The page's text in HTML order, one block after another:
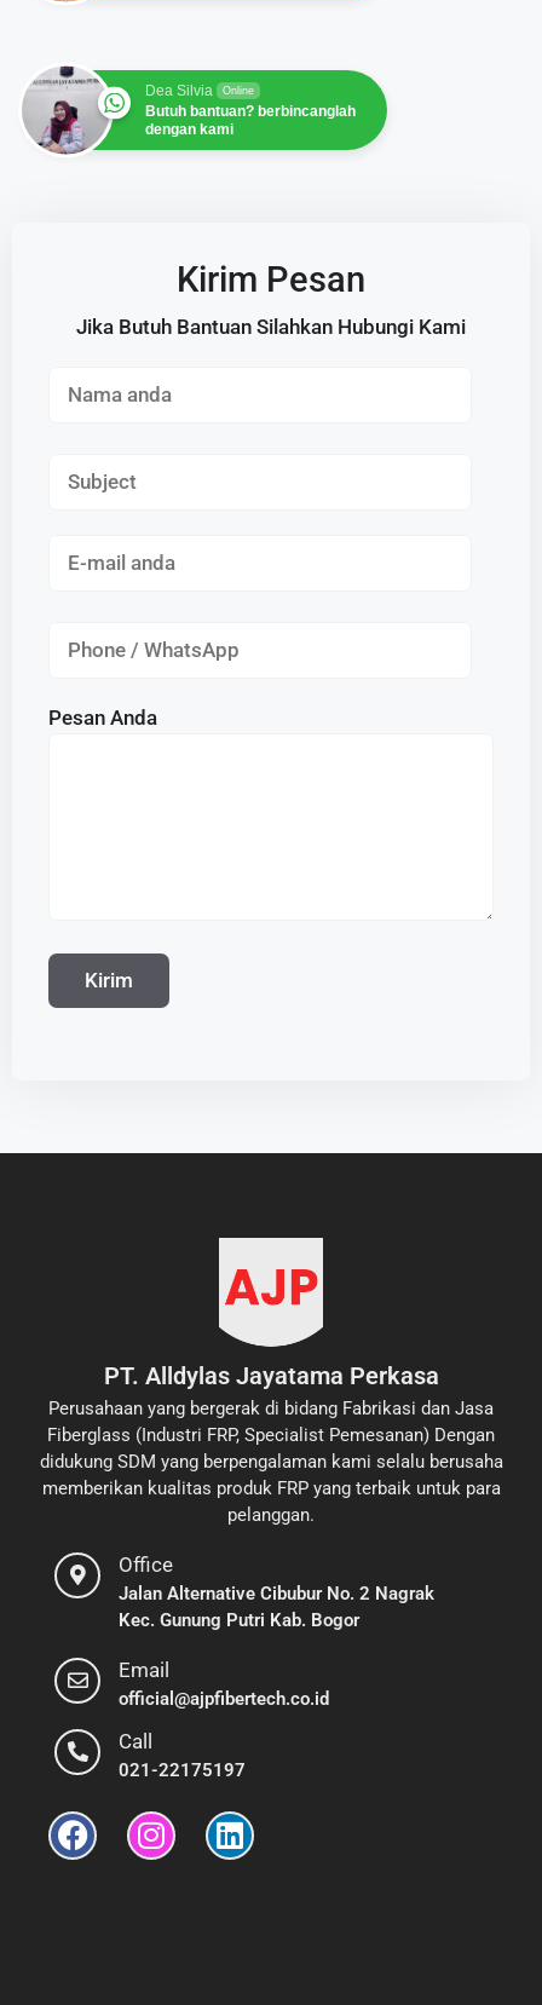
Dea Silvia Online
Butuh bantuan? berbincanglah
dengan kami
Kirim Pesan
Jika Butuh Bantuan Silahkan Hubungi Kami
Pesan Anda
PT. Alldylas Jayatama Perkasa
Perusahaan yang bergerak di bidang Fabrikasi dan Jasa
Fiberglass (Industri FRP, Specialist Pemesanan) Dengan
didukung SDM yang berpengalaman kami selalu berusaha
memberikan kualitas produk FRP yang terbaik untuk para
pelanggan.
Office
Jalan Alternative Cibubur No. 2 Nagrak
Kec. Gunung Putri Kab. Bogor
Email
official@ajpfibertech.co.id
Call
021-22175197